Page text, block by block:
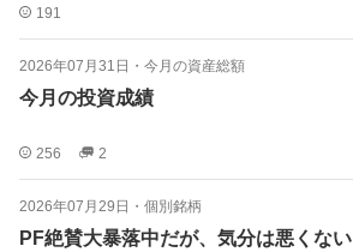
191
2026年07月31日 ・ 今月の資産総額
今月の投資成績
256 2
2026年07月29日 ・ 個別銘柄
PF絶賛大暴落中だが、気分は悪くない